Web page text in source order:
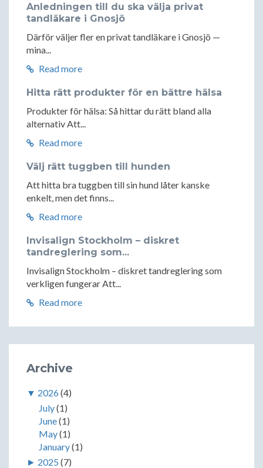
Anledningen till du ska välja privat
tandläkare i Gnosjö
Därför väljer fler en privat tandläkare i Gnosjö —
mina...
Read more
Hitta rätt produkter för en bättre hälsa
Produkter för hälsa: Så hittar du rätt bland alla
alternativ Att...
Read more
Välj rätt tuggben till hunden
Att hitta bra tuggben till sin hund låter kanske
enkelt, men det finns...
Read more
Invisalign Stockholm – diskret
tandreglering som...
Invisalign Stockholm – diskret tandreglering som
verkligen fungerar Att...
Read more
Archive
▼ 2026(4)
July(1)
June(1)
May(1)
January(1)
► 2025 (7)